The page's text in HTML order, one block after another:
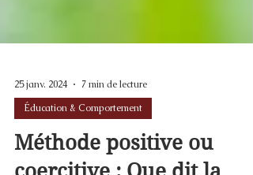
25 janv. 2024
7 min de lecture
Éducation & Comportement